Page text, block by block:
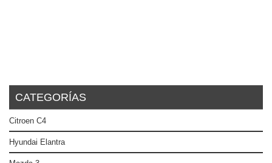
CATEGORÍAS
Citroen C4
Hyundai Elantra